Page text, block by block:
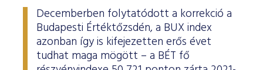
Decemberben folytatódott a korrekció a
Budapesti Értéktőzsdén, a BUX index
azonban így is kifejezetten erős évet
tudhat maga mögött – a BÉT fő